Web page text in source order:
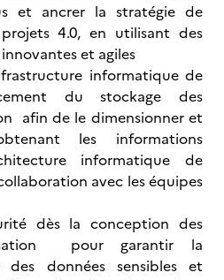
et ancrer la stratégie de
4.0, en utilisant des
et agiles
informatique de
du stockage des
afin de le dimensionner et
les informations
informatique de
avec les équipes
dès la conception des
pour garantir la
données sensibles et